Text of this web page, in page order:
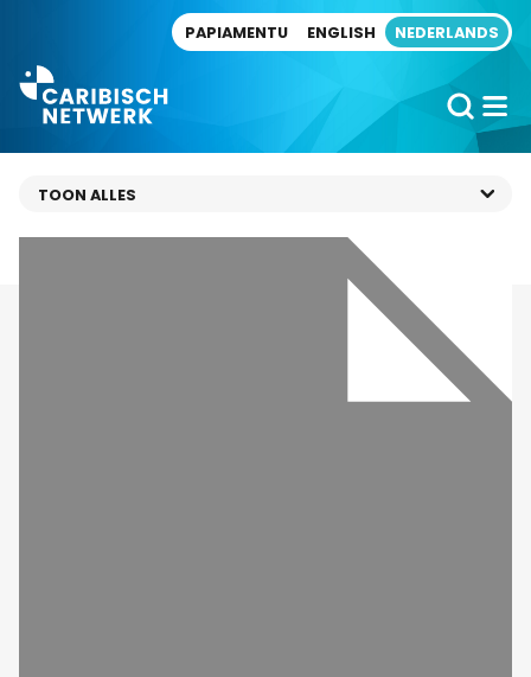
PAPIAMENTU ENGLISH NEDERLANDS